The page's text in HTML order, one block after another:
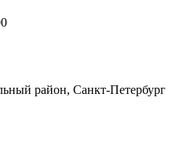
район, Санкт-Петербург